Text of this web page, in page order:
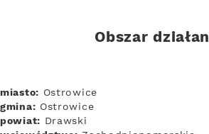
Obszar
miasto: Ostrowice
gmina: Ostrowice
powiat: Drawski